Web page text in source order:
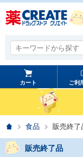
キーワードから探す
キーワードから探す
カート ご利
ホーム
食品 販売終了
販売終了品